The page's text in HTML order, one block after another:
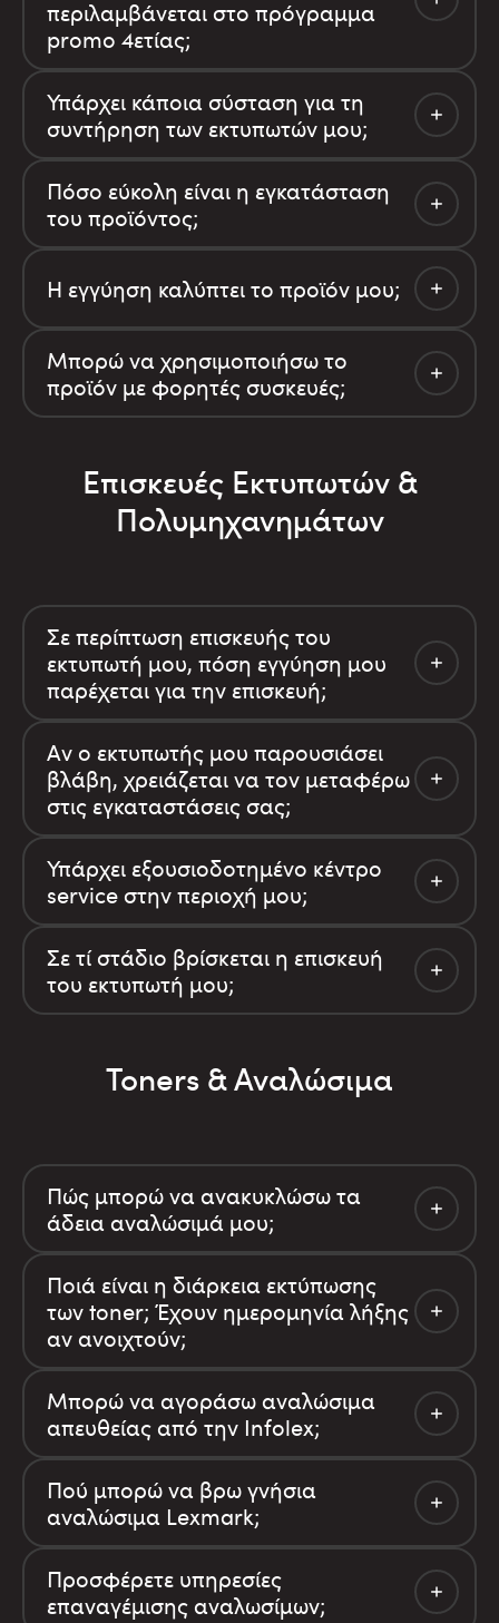
περιλαμβάνεται στο πρόγραμμα
promo 4ετίας;
Υπάρχει κάποια σύσταση για τη
συντήρηση των εκτυπωτών μου;
Πόσο εύκολη είναι η εγκατάσταση
του προϊόντος;
Η εγγύηση καλύπτει το προϊόν μου;
Μπορώ να χρησιμοποιήσω το
προϊόν με φορητές συσκευές;
Επισκευές Εκτυπωτών &
Πολυμηχανημάτων
Σε περίπτωση επισκευής του
εκτυπωτή μου, πόση εγγύηση μου
παρέχεται για την επισκευή;
Αν ο εκτυπωτής μου παρουσιάσει
βλάβη, χρειάζεται να τον μεταφέρω
στις εγκαταστάσεις σας;
Υπάρχει εξουσιοδοτημένο κέντρο
service στην περιοχή μου;
Σε τί στάδιο βρίσκεται η επισκευή
του εκτυπωτή μου;
Toners & Αναλώσιμα
Πώς μπορώ να ανακυκλώσω τα
άδεια αναλώσιμά μου;
Ποιά είναι η διάρκεια εκτύπωσης
των toner; Έχουν ημερομηνία λήξης
αν ανοιχτούν;
Μπορώ να αγοράσω αναλώσιμα
απευθείας από την Infolex;
Πού μπορώ να βρω γνήσια
αναλώσιμα Lexmark;
Προσφέρετε υπηρεσίες
επαναγέμισης αναλωσίμων;